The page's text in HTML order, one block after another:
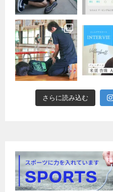
さらに読み込む